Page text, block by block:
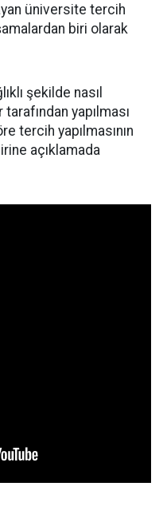
üniversite tercih
biri olarak
şekilde nasıl
yapılması
tercih yapılmasının
açıklamada